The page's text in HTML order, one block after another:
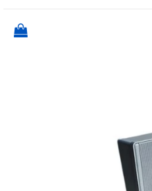
Quantità